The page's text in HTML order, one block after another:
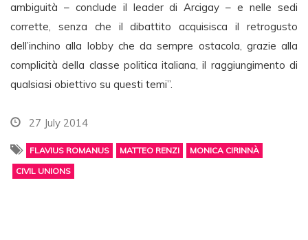
ambiguità – conclude il leader di Arcigay – e nelle sedi
corrette, senza che il dibattito acquisisca il retrogusto
dell’inchino alla lobby che da sempre ostacola, grazie alla
complicità della classe politica italiana, il raggiungimento di
qualsiasi obiettivo su questi temi”.
27 July 2014
FLAVIUS ROMANUS MATTEO RENZI
MONICA CIRINNÀ
CIVIL UNIONS